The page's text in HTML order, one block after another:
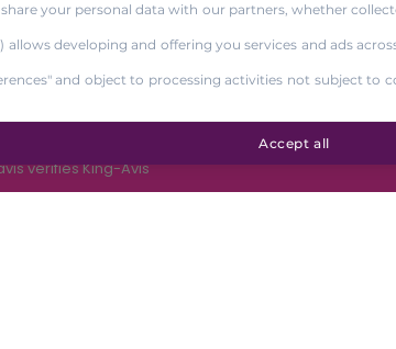
vérifiés King-Avis
your personal data with our partners, whether
developing and offering you services and ads
and object to processing activities not subject to
Accept all